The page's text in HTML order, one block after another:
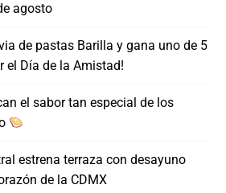
agosto
de pastas Barilla y gana uno de 5
el Día de la Amistad!
el sabor tan especial de los
estrena terraza con desayuno
de la CDMX